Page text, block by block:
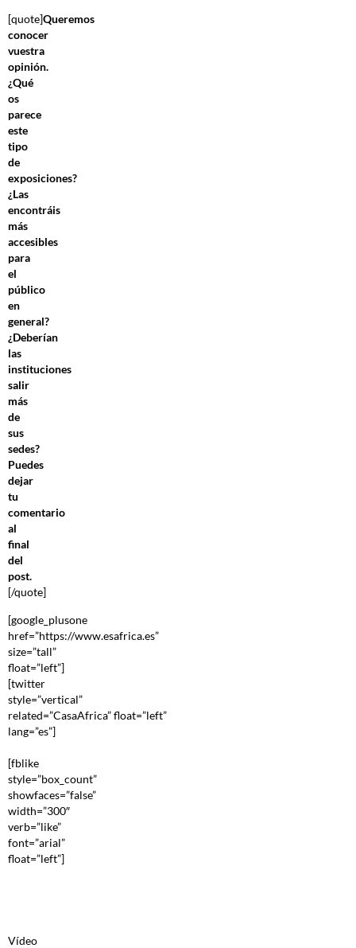
[quote]Queremos
conocer
vuestra
opinión.
¿Qué
os
parece
este
tipo
de
exposiciones?
¿Las
encontráis
más
accesibles
para
el
público
en
general?
¿Deberían
las
instituciones
salir
más
de
sus
sedes?
Puedes
dejar
tu
comentario
al
final
del
post.
[/quote]
[google_plusone
href=”https://www.esafrica.es”
size=”tall”
float=”left”]
[twitter
style=”vertical”
related=”CasaAfrica” float=”left”
lang=”es”]
[fblike
style=”box_count”
showfaces=”false”
width=”300″
verb=”like”
font=”arial”
float=”left”]
Vídeo